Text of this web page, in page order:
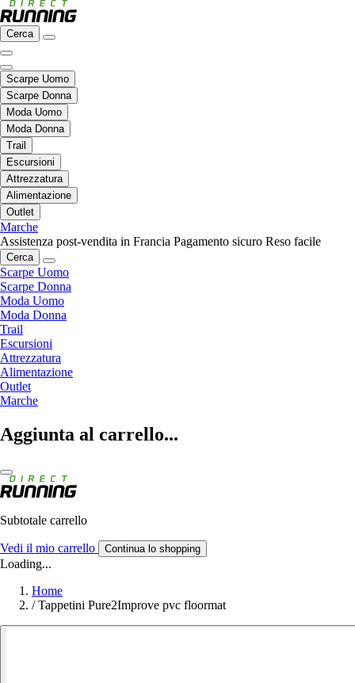
Cerca
Scarpe Uomo
Scarpe Donna
Moda Uomo
Moda Donna
Trail
Escursioni
Attrezzatura
Alimentazione
Outlet
Marche
Assistenza post-vendita in Francia Pagamento sicuro Reso facile
Cerca
Scarpe Uomo
Scarpe Donna
Moda Uomo
Moda Donna
Trail
Escursioni
Attrezzatura
Alimentazione
Outlet
Marche
Aggiunta al carrello...
Subtotale carrello
Vedi il mio carrello Continua lo shopping
Loading...
Home
/ Tappetini Pure2Improve pvc floormat